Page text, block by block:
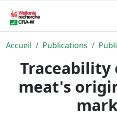
Accueil Publications
Traceability
meat's